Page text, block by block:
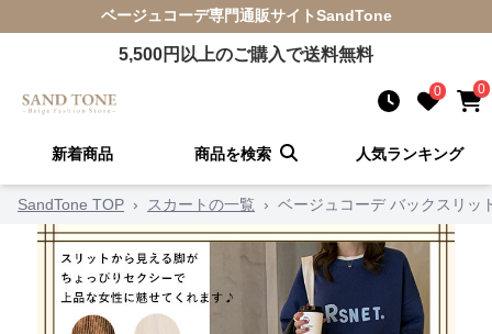
ベージュコーデ専門通販サイトSandTone
5,500円以上のご購入で送料無料
0 0
新着商品 商品を検索 人気ランキング
SandTone TOP › スカートの一覧 › ベージュコーデ バックスリッ